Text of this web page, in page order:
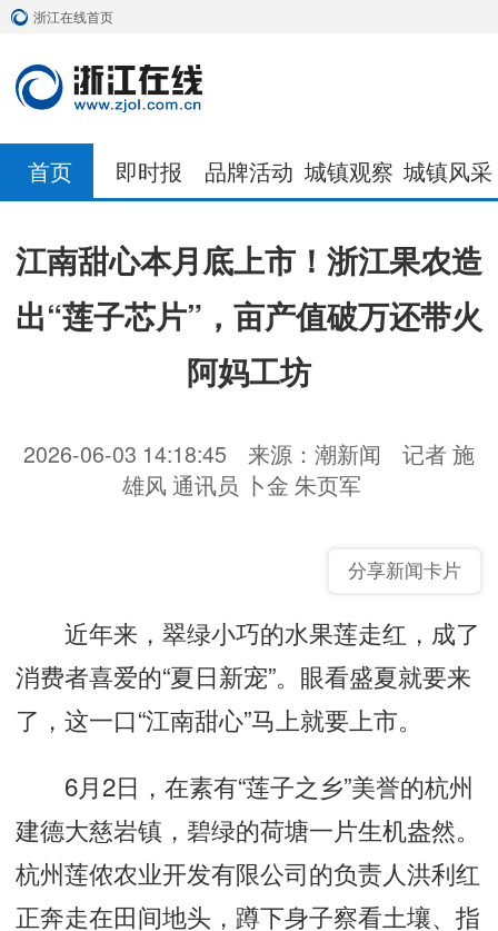
浙江在线首页
首页 即时报 品牌活动 城镇观察 城镇风采
江南甜心本月底上市！浙江果农造
出“莲子芯片”，亩产值破万还带火
阿妈工坊
2026-06-03 14:18:45 来源：潮新闻
记者 施
雄风 通讯员 卜金 朱页军
分享新闻卡片
近年来，翠绿小巧的水果莲走红，成了
消费者喜爱的“夏日新宠”。眼看盛夏就要来
了，这一口“江南甜心”马上就要上市。
6月2日，在素有“莲子之乡”美誉的杭州
建德大慈岩镇，碧绿的荷塘一片生机盎然。
杭州莲侬农业开发有限公司的负责人洪利红
正奔走在田间地头，蹲下身子察看土壤、指